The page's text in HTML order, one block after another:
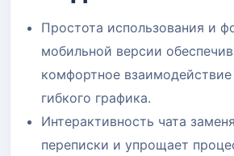
Простота использования и
мобильной версии
комфортное взаимодействие
гибкого графика.
Интерактивность чата
переписки и упрощает